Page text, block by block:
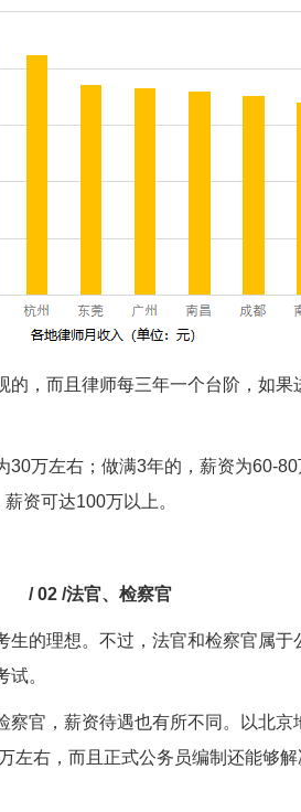
的，而且律师每三年一个台阶，如果
万左右；做满3年的，薪资为60-80
资可达100万以上。
/ 02 /法官、检察官
生的理想。不过，法官和检察官属于
。
察官，薪资待遇也有所不同。以北京
左右，而且正式公务员编制还能够